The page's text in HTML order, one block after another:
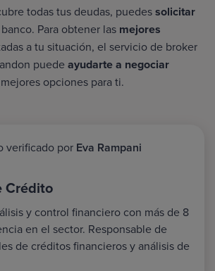
todas tus deudas, puedessolicitar
Para obtener las mejores
a tu situación, el servicio de broker
puede ayudarte a negociar
opciones para ti.
verificado por Eva Rampani
Crédito
y control financiero con más de 8
en el sector. Responsable de
de créditos financieros y análisis de